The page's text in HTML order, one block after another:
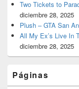
Two Tickets to
diciembre 28, 2025
Plush – GTA San
All My Ex’s Live In
diciembre 28, 2025
Páginas